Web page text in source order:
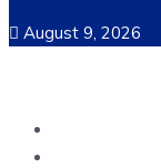
August 9, 2026